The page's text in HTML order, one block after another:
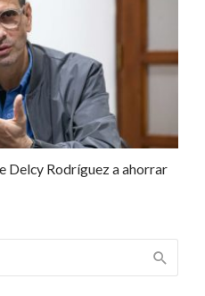
Delcy Rodríguez a ahorrar